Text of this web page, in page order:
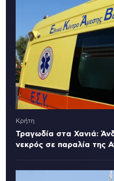
Κρήτη
Τραγωδία στα Χανιά:
νεκρός σε παραλία της